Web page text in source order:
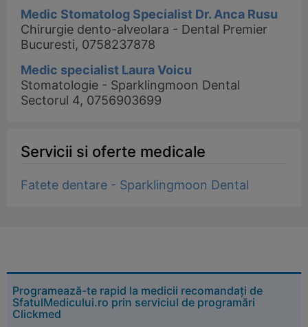
Medic Stomatolog Specialist Dr. Anca Rusu
Chirurgie dento-alveolara - Dental Premier
Bucuresti, 0758237878
Medic specialist Laura Voicu
Stomatologie - Sparklingmoon Dental
Sectorul 4, 0756903699
Servicii si oferte medicale
Fatete dentare - Sparklingmoon Dental
Programează-te rapid la medicii recomandați de
SfatulMedicului.ro prin serviciul de programări
Clickmed